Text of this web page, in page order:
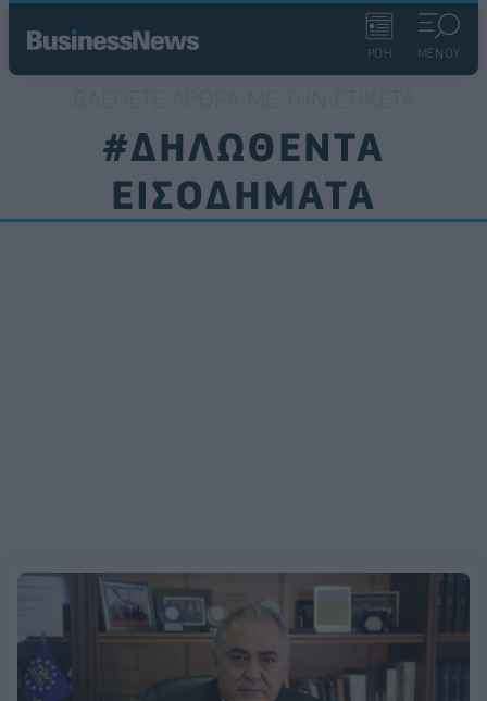
ΡΟΗ ΜΕΝΟΥ
#ΔΗΛΩΘΕΝΤΑ
ΕΙΣΟΔΗΜΑΤΑ